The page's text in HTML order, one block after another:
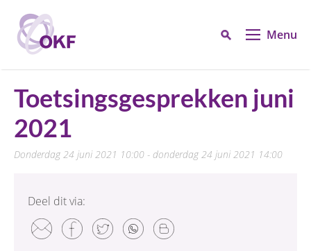
Menu
Toetsingsgesprekken juni
2021
donderdag 24 juni 2021 10:00 - donderdag 24 juni 2021 14:00
Deel dit via: